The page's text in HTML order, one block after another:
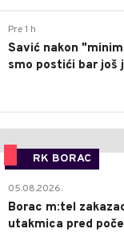
Pre 1 h
Savić nakon
smo postići bar još
RK BORAC
05.08.2026.
Borac m:tel
utakmica pred